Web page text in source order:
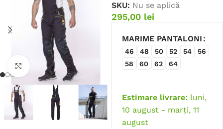
Faceți click pentru a mări
SKU: Nu se aplică
295,00 lei
MARIME PANTALONI
46 48 50 52 54
56
58
60 62 64
Estimare livrare: luni,
10 august - marți, 11
august